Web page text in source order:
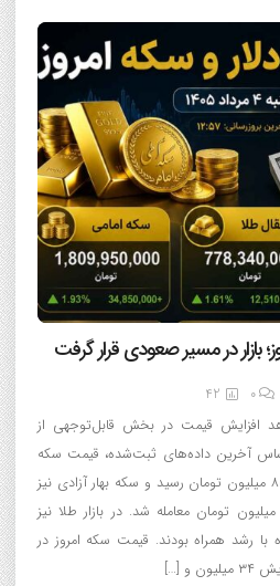
بازار در مسیر صعودی قرار گرفت
0
42
افزایش قیمت در بخش قابل‌توجهی از
آخرین داده‌های ثبت‌شده، قیمت سکه
امامی به حدود یک میلیارد و ۸۰۹ میلیون تومان رسید و سکه بهار آزادی نیز
در محدوده یک میلیارد و ۷۶۳ میلیون تومان معامله شد. در بازار طلا نیز
با رشد همراه بودند. قیمت سکه امروز در
و […]